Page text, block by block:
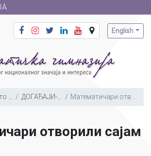
English
ДОГАЂАЈИ-фотографије Математичари отворили сајам технике
отворили сајам